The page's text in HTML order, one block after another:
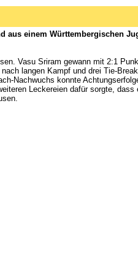
einem Württembergischen
Vasu Sriram gewann mit 2:1
langen Kampf und drei Tie-
Nachwuchs konnte
Leckereien dafür sorgte,